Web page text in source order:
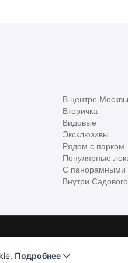
В центре Москвы
Вторичка
Видовые
Эксклюзивы
Рядом с парком
Популярные
С панорамными
Внутри
онлайн-сервис элитной
Подробнее